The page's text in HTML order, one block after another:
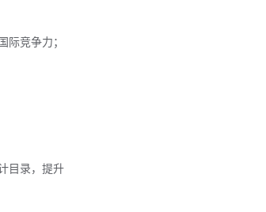
竞争力；
目录，提升